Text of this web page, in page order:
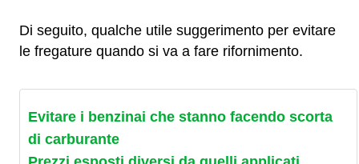
Di seguito, qualche utile suggerimento per evitare
le fregature quando si va a fare rifornimento.
Evitare i benzinai che stanno facendo scorta
di carburante